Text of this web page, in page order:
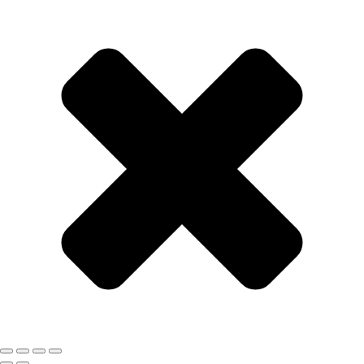
parolo? (…) Y que no
sexuales en dos meses”,
@manuclipss_
♬ sonido original – Manu